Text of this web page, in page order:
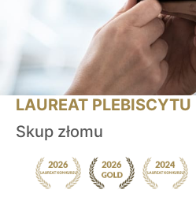
LAUREAT PLEBISCYTU
Skup złomu